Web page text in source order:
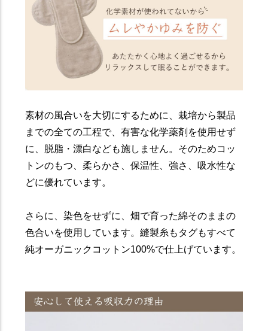
素材の風合いを大切にするために、栽培から製品
までの全ての工程で、有害な化学薬剤を使用せず
に、脱脂・漂白なども施しません。そのためコッ
トンのもつ、柔らかさ、保温性、強さ、吸水性な
どに優れています。
さらに、染色をせずに、畑で育った綿そのままの
色合いを使用しています。縫製糸もタグもすべて
純オーガニックコットン100%で仕上げています。